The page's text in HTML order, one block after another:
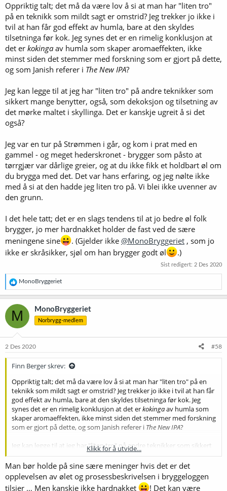
Oppriktig talt; det må da være lov å si at man har "liten tro"
på en teknikk som mildt sagt er omstrid? Jeg trekker jo ikke i
tvil at han får god effekt av humla, bare at den skyldes
tilsetninga før kok. Jeg synes det er en rimelig konklusjon at
det er kokinga av humla som skaper aromaeffekten, ikke
minst siden det stemmer med forskning som er gjort på dette,
og som Janish referer i The New IPA?
Jeg kan legge til at jeg har "liten tro" på andre teknikker som
sikkert mange benytter, også, som dekoksjon og tilsetning av
det mørke maltet i skyllinga. Det er kanskje ugreit å si det
også?
Jeg var en tur på Strømmen i går, og kom i prat med en
gammel - og meget hederskronet - brygger som påsto at
tørrgjær var dårlige greier, og at du ikke fikk et holdbart øl om
du brygga med det. Det var hans erfaring, og jeg nølte ikke
med å si at den hadde jeg liten tro på. Vi blei ikke uvenner av
den grunn.
I det hele tatt; det er en slags tendens til at jo bedre øl folk
brygger, jo mer hardnakket holder de fast ved de sære
meningene sine
. (Gjelder ikke @MonoBryggeriet , som jo
ikke er skråsikker, sjøl om han brygger godt øl
.)
Sist redigert: 2 Des 2020
R
e
a
k
s
j
o
e
MonoBryggeriet
M MonoBryggeriet
Norbrygg-medlem
2 Des 2020 #58
Finn Berger skrev:
Oppriktig talt; det må da være lov å si at man har "liten tro" på en
teknikk som mildt sagt er omstrid? Jeg trekker jo ikke i tvil at han får
god effekt av humla, bare at den skyldes tilsetninga før kok. Jeg
synes det er en rimelig konklusjon at det erkokingaav humla som
skaper aromaeffekten, ikke minst siden det stemmer med forskning
som er gjort på dette, og som Janish referer i The New IPA?
Jeg kan legge til at jeg har "liten tro" på andre teknikker som sikkert
mange benytter, også, som dekoksjon og tilsetning av det mørke
maltet i skyllinga. Det er kanskje ugreit å si det også?
Jeg var en tur på Strømmen i går, og kom i prat med en gammel - og
Klikk for å utvide...
Man bør holde på sine sære meninger hvis det er det
opplevelsen av ølet og prosessbeskrivelsen i bryggeloggen
tilsier … Men kanskje ikke hardnakket
! Det kan være